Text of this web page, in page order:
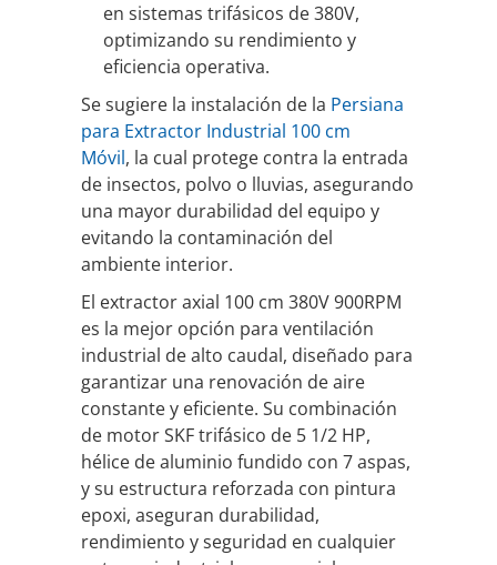
en sistemas trifásicos de 380V,
optimizando su rendimiento y
eficiencia operativa.
Se sugiere la instalación de la Persiana
para Extractor Industrial 100 cm
Móvil, la cual protege contra la entrada
de insectos, polvo o lluvias, asegurando
una mayor durabilidad del equipo y
evitando la contaminación del
ambiente interior.
El extractor axial 100 cm 380V 900RPM
es la mejor opción para ventilación
industrial de alto caudal, diseñado para
garantizar una renovación de aire
constante y eficiente. Su combinación
de motor SKF trifásico de 5 1/2 HP,
hélice de aluminio fundido con 7 aspas,
y su estructura reforzada con pintura
epoxi, aseguran durabilidad,
rendimiento y seguridad en cualquier